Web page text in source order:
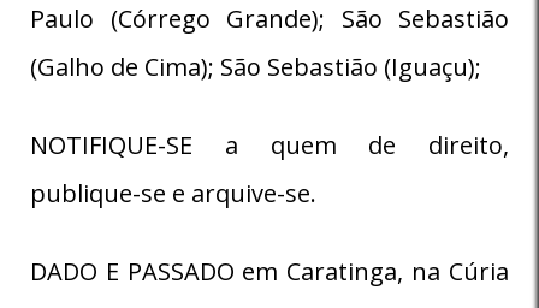
Paulo (Córrego Grande); São Sebastião
(Galho de Cima); São Sebastião (Iguaçu);
NOTIFIQUE-SE a quem de direito,
publique-se e arquive-se.
DADO E PASSADO em Caratinga, na Cúria